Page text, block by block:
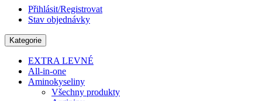
Přihlásit/Registrovat
Stav objednávky
Kategorie
EXTRA LEVNÉ
All-in-one
Aminokyseliny
Všechny produkty